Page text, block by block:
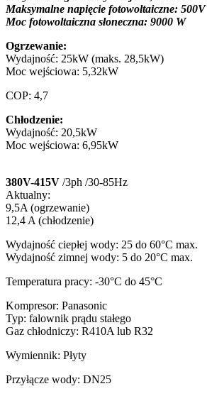
Maksymalne napięcie fotowoltaiczne: 500V
Moc fotowoltaiczna słoneczna: 9000 W
Ogrzewanie:
Wydajność: 25kW (maks. 28,5kW)
Moc wejściowa: 5,32kW
COP: 4,7
Chłodzenie:
Wydajność: 20,5kW
Moc wejściowa: 6,95kW
380V-415V /3ph /30-85Hz
Aktualny:
9,5A (ogrzewanie)
12,4 A (chłodzenie)
Wydajność ciepłej wody: 25 do 60°C max.
Wydajność zimnej wody: 5 do 20°C max.
Temperatura pracy: -30°C do 45°C
Kompresor: Panasonic
Typ: falownik prądu stałego
Gaz chłodniczy: R410A lub R32
Wymiennik: Płyty
Przyłącze wody: DN25